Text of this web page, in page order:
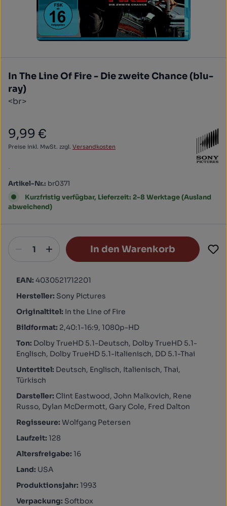
In The Line Of Fire - Die zweite Chance (blu-
ray)
<br>
Regulärer Preis:
9,99 €
Preise inkl. MwSt. zzgl. Versandkosten
.
Artikel-Nr.: br0371
Kurzfristig verfügbar, Lieferzeit: 2-8 Werktage (Ausland
abweichend)
In den Warenkorb
EAN: 4030521712201
Hersteller: Sony Pictures
Originaltitel: In the Line of Fire
Bildformat: 2,40:1-16:9, 1080p-HD
Ton: Dolby TrueHD 5.1-Deutsch, Dolby TrueHD 5.1-
Englisch, Dolby TrueHD 5.1-Italienisch, DD 5.1-Thai
Untertitel: Deutsch, Englisch, Italienisch, Thai,
Türkisch
Darsteller: Clint Eastwood, John Malkovich, Rene
Russo, Dylan McDermott, Gary Cole, Fred Dalton
Regisseure: Wolfgang Petersen
Laufzeit: 128
Altersfreigabe: 16
Land: USA
Produktionsjahr: 1993
Verpackung: Softbox